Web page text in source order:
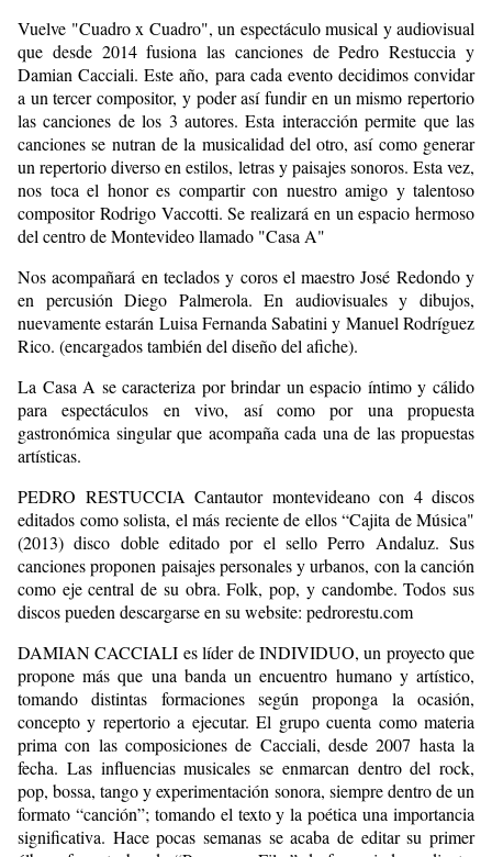
Vuelve "Cuadro x Cuadro", un espectáculo musical y audiovisual
que desde 2014 fusiona las canciones de Pedro Restuccia y
Damian Cacciali. Este año, para cada evento decidimos convidar
a un tercer compositor, y poder así fundir en un mismo repertorio
las canciones de los 3 autores. Esta interacción permite que las
canciones se nutran de la musicalidad del otro, así como generar
un repertorio diverso en estilos, letras y paisajes sonoros. Esta vez,
nos toca el honor es compartir con nuestro amigo y talentoso
compositor Rodrigo Vaccotti. Se realizará en un espacio hermoso
del centro de Montevideo llamado "Casa A"
Nos acompañará en teclados y coros el maestro José Redondo y
en percusión Diego Palmerola. En audiovisuales y dibujos,
nuevamente estarán Luisa Fernanda Sabatini y Manuel Rodríguez
Rico. (encargados también del diseño del afiche).
La Casa A se caracteriza por brindar un espacio íntimo y cálido
para espectáculos en vivo, así como por una propuesta
gastronómica singular que acompaña cada una de las propuestas
artísticas.
PEDRO RESTUCCIA Cantautor montevideano con 4 discos
editados como solista, el más reciente de ellos “Cajita de Música"
(2013) disco doble editado por el sello Perro Andaluz. Sus
canciones proponen paisajes personales y urbanos, con la canción
como eje central de su obra. Folk, pop, y candombe. Todos sus
discos pueden descargarse en su website: pedrorestu.com
DAMIAN CACCIALI es líder de INDIVIDUO, un proyecto que
propone más que una banda un encuentro humano y artístico,
tomando distintas formaciones según proponga la ocasión,
concepto y repertorio a ejecutar. El grupo cuenta como materia
prima con las composiciones de Cacciali, desde 2007 hasta la
fecha. Las influencias musicales se enmarcan dentro del rock,
pop, bossa, tango y experimentación sonora, siempre dentro de un
formato “canción”; tomando el texto y la poética una importancia
significativa. Hace pocas semanas se acaba de editar su primer